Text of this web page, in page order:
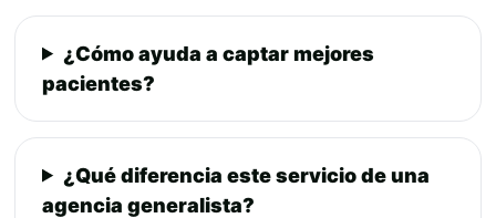
¿Cómo ayuda a captar mejores
pacientes?
¿Qué diferencia este servicio de una
agencia generalista?